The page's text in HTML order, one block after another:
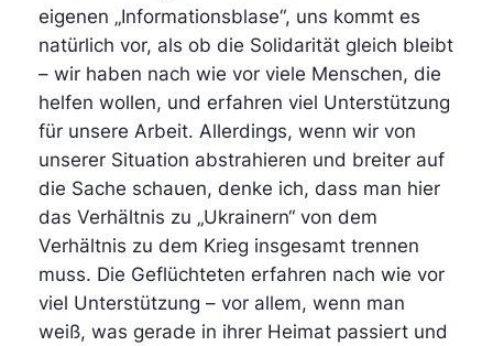
eigenen „Informationsblase“, uns kommt es
natürlich vor, als ob die Solidarität gleich bleibt
– wir haben nach wie vor viele Menschen, die
helfen wollen, und erfahren viel Unterstützung
für unsere Arbeit. Allerdings, wenn wir von
unserer Situation abstrahieren und breiter auf
die Sache schauen, denke ich, dass man hier
das Verhältnis zu „Ukrainern“ von dem
Verhältnis zu dem Krieg insgesamt trennen
muss. Die Geflüchteten erfahren nach wie vor
viel Unterstützung – vor allem, wenn man
weiß, was gerade in ihrer Heimat passiert und